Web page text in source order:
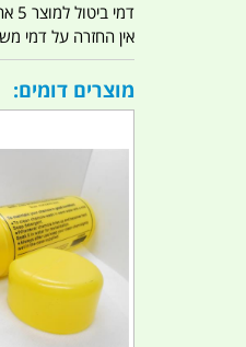
דמי ביטול למוצר 5 אחוז
אין החזרה על דמי
מוצרים דומים: